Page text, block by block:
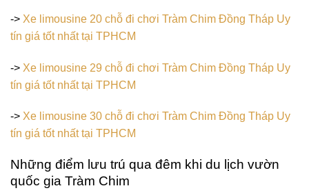
-> Xe limousine 20 chỗ đi chơi Tràm Chim Đồng Tháp Uy
tín giá tốt nhất tại TPHCM
-> Xe limousine 29 chỗ đi chơi Tràm Chim Đồng Tháp Uy
tín giá tốt nhất tại TPHCM
-> Xe limousine 30 chỗ đi chơi Tràm Chim Đồng Tháp Uy
tín giá tốt nhất tại TPHCM
Những điểm lưu trú qua đêm khi du lịch vườn
quốc gia Tràm Chim